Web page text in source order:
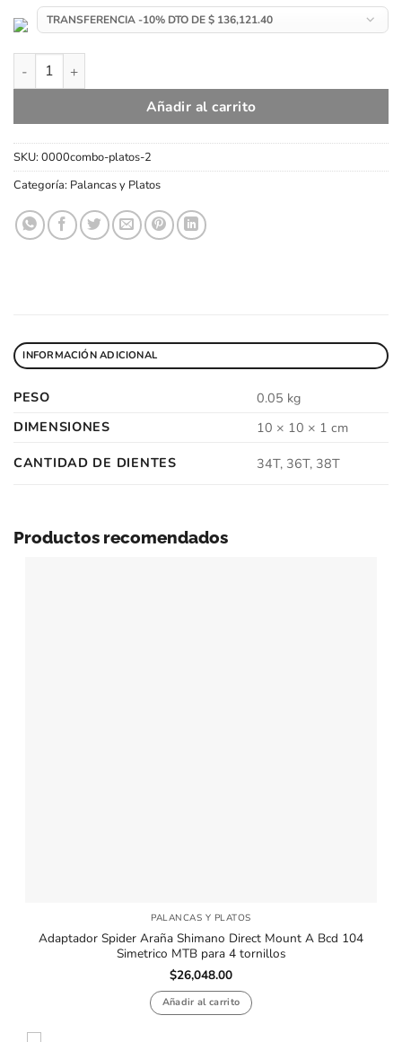
Platos Zrace ruta Asimétrico 4 tornillos para Shimano R8000
Añadir al carrito
SKU: 0000combo-platos-2
Categoría: Palancas y Platos
INFORMACIÓN ADICIONAL
PESO
0.05 kg
DIMENSIONES
10 × 10 × 1 cm
CANTIDAD DE DIENTES
34T, 36T, 38T
Productos recomendados
PALANCAS Y PLATOS
Adaptador Spider Araña Shimano Direct Mount A Bcd 104
Simetrico MTB para 4 tornillos
$26,048.00
Añadir al carrito